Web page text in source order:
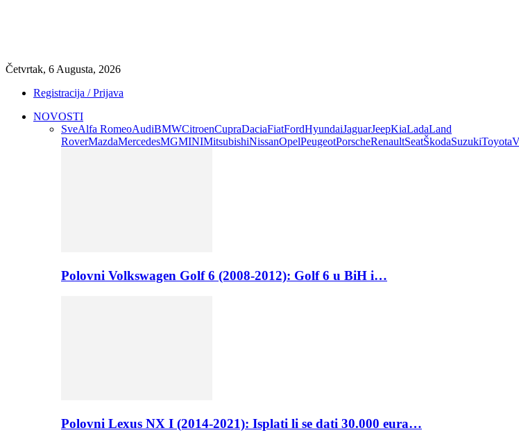
Četvrtak, 6 Augusta, 2026
Registracija / Prijava
NOVOSTI
SveAlfa RomeoAudiBMWCitroenCupraDaciaFiatFordHyundaiJaguarJeepKiaLadaLand
RoverMazdaMercedesMGMINIMitsubishiNissanOpelPeugeotPorscheRenaultSeatŠkodaSuzukiToyota
Polovni Volkswagen Golf 6 (2008-2012): Golf 6 u BiH i…
Polovni Lexus NX I (2014-2021): Isplati li se dati 30.000 eura…